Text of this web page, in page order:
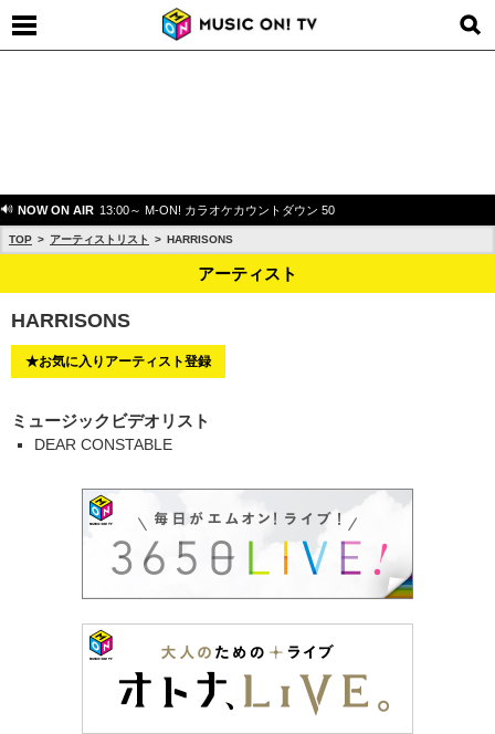
NOW ON AIR 13:00～ M-ON! カラオケカウントダウン 50
TOP アーティストリスト HARRISONS
アーティスト
HARRISONS
★お気に入りアーティスト登録
ミュージックビデオリスト
DEAR CONSTABLE